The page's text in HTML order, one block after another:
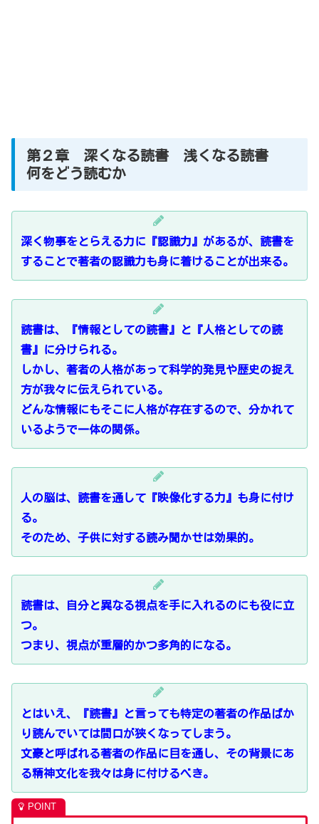
第２章 深くなる読書 浅くなる読書
何をどう読むか
深く物事をとらえる力に『認識力』があるが、読書を
することで著者の認識力も身に着けることが出来る。
読書は、『情報としての読書』と『人格としての読
書』に分けられる。
しかし、著者の人格があって科学的発見や歴史の捉え
方が我々に伝えられている。
どんな情報にもそこに人格が存在するので、分かれて
いるようで一体の関係。
人の脳は、読書を通して『映像化する力』も身に付け
る。
そのため、子供に対する読み聞かせは効果的。
読書は、自分と異なる視点を手に入れるのにも役に立
つ。
つまり、視点が重層的かつ多角的になる。
とはいえ、『読書』と言っても特定の著者の作品ばか
り読んでいては間口が狭くなってしまう。
文豪と呼ばれる著者の作品に目を通し、その背景にあ
る精神文化を我々は身に付けるべき。